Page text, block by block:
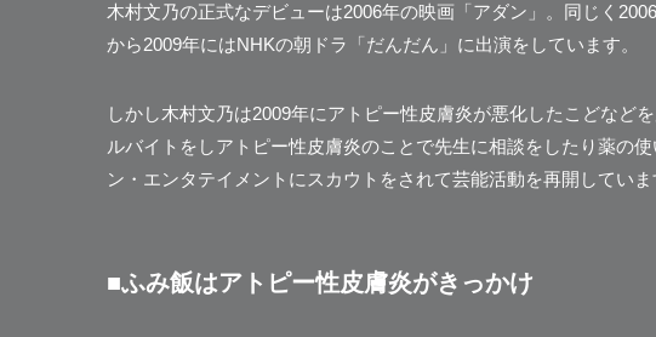
木村文乃の正式なデビューは2006年の映画「アダン」。同じく
から2009年にはNHKの朝ドラ「だんだん」に出演をしています。
しかし木村文乃は2009年にアトピー性皮膚炎が悪化したこどなど
ルバイトをしアトピー性皮膚炎のことで先生に相談をしたり薬の使
ン・エンタテイメントにスカウトをされて芸能活動を再開していま
■ふみ飯はアトピー性皮膚炎がきっかけ